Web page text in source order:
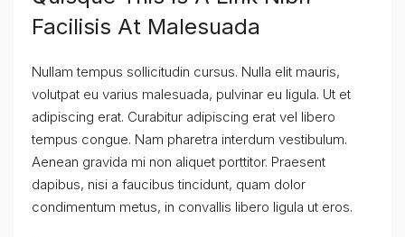
Facilisis At Malesuada
Nullam tempus sollicitudin cursus. Nulla elit mauris,
volutpat eu varius malesuada, pulvinar eu ligula. Ut et
adipiscing erat. Curabitur adipiscing erat vel libero
tempus congue. Nam pharetra interdum vestibulum.
Aenean gravida mi non aliquet porttitor. Praesent
dapibus, nisi a faucibus tincidunt, quam dolor
condimentum metus, in convallis libero ligula ut eros.